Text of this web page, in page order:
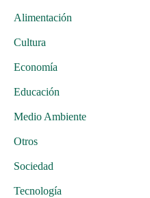
Alimentación
Cultura
Economía
Educación
Medio Ambiente
Otros
Sociedad
Tecnología